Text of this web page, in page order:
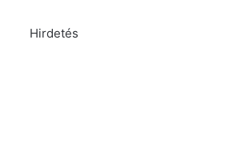
Hirdetés